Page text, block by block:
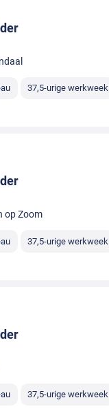
37,5-urige werkweek
op Zoom
37,5-urige werkweek
37,5-urige werkweek